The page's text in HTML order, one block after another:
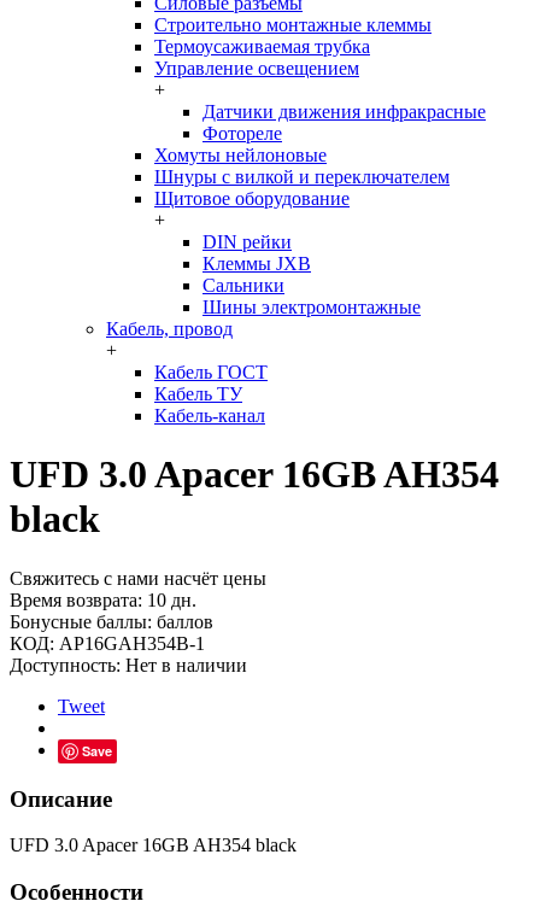
Строительно монтажные клеммы
Термоусаживаемая трубка
Управление освещением
+
Датчики движения инфракрасные
Фотореле
Хомуты нейлоновые
Шнуры с вилкой и переключателем
Щитовое оборудование
+
DIN рейки
Клеммы JXB
Сальники
Шины электромонтажные
Кабель, провод
+
Кабель ГОСТ
Кабель ТУ
Кабель-канал
UFD 3.0 Apacer 16GB AH354
black
Свяжитесь с нами насчёт цены
Время возврата: 10 дн.
Бонусные баллы: баллов
КОД: AP16GAH354B-1
Доступность: Нет в наличии
Tweet
Save
Описание
UFD 3.0 Apacer 16GB AH354 black
Особенности